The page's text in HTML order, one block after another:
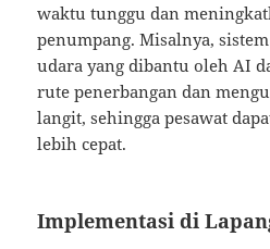
waktu tunggu dan
penumpang. Misalnya,
udara yang dibantu oleh AI
rute penerbangan dan
langit, sehingga pesawat
lebih cepat.
Implementasi di